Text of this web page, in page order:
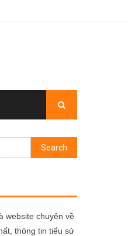
Search
for:
website chuyên về
thông tin tiểu sử